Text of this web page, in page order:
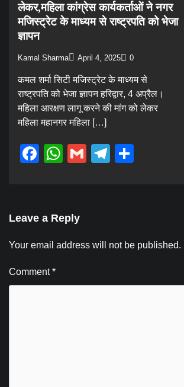
लेकर,महिला कांग्रेस कार्यकर्ताओं ने नगर
मजिस्ट्रेट के माध्यम से राष्ट्रपति को भेजा
ज्ञापन
Kamal Sharma April 4, 2025 0
कमल शर्मा सिटी मजिस्ट्रेट के माध्यम से
राष्ट्रपति को भेजा ज्ञापन हरिद्वार, 4 अप्रैल।
महिला आरक्षण लागू करने की मांग को लेकर
महिला महानगर महिला […]
Facebook
WhatsApp
GmailTelegram
Leave a Reply
Your email address will not be published.
Comment*